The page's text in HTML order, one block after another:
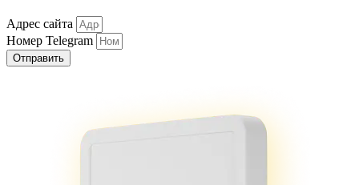
Адрес сайта
Номер Telegram
Отправить